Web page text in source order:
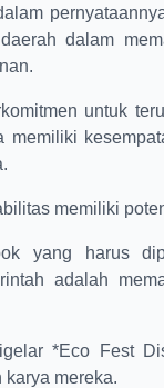
dalam
untuk
memiliki
yang harus
adalah
*Eco Fest
mereka.